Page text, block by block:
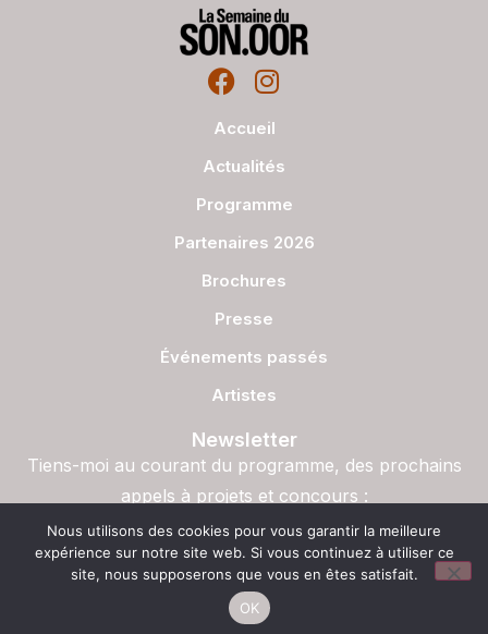
Accueil
Actualités
Programme
Partenaires 2026
Brochures
Presse
Événements passés
Artistes
Newsletter
Tiens-moi au courant du programme, des prochains
appels à projets et concours :
S'inscrire
© Copyright – La Semaine du Son, 2023. Halolalune Production ASBL – Site
web parMiko Digital
Nous utilisons des cookies pour vous garantir la meilleure
expérience sur notre site web. Si vous continuez à utiliser ce
site, nous supposerons que vous en êtes satisfait.
OK